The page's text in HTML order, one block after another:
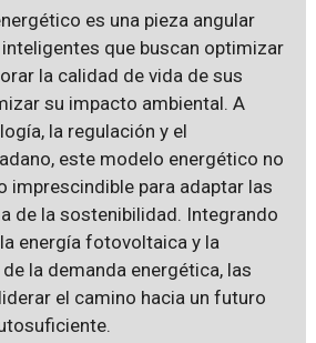
es una pieza angular
que buscan optimizar
la calidad de vida de sus
su impacto ambiental. A
la regulación y el
este modelo energético no
imprescindible para adaptar las
de la sostenibilidad. Integrando
energía fotovoltaica y la
la demanda energética, las
el camino hacia un futuro